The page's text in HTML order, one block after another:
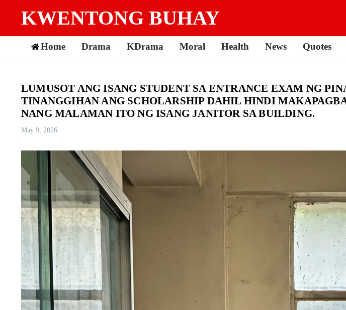
KWENTONG BUHAY
Home Drama KDrama Moral Health News Quotes
LUMUSOT ANG ISANG STUDENT SA ENTRANCE EXAM NG
TINANGGIHAN ANG SCHOLARSHIP DAHIL HINDI
NANG MALAMAN ITO NG ISANG JANITOR SA BUILDING.
May 9, 2026